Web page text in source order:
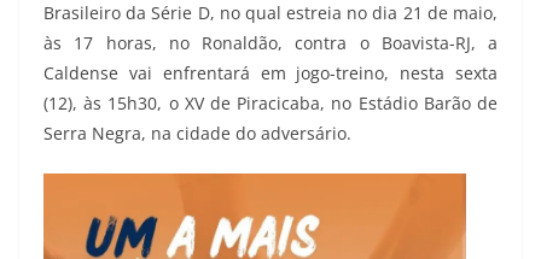
Brasileiro da Série D, no qual estreia no dia 21 de maio,
às 17 horas, no Ronaldão, contra o Boavista-RJ, a
Caldense vai enfrentará em jogo-treino, nesta sexta
(12), às 15h30, o XV de Piracicaba, no Estádio Barão de
Serra Negra, na cidade do adversário.